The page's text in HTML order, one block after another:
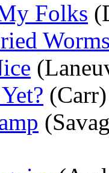
Folks
(Carr)